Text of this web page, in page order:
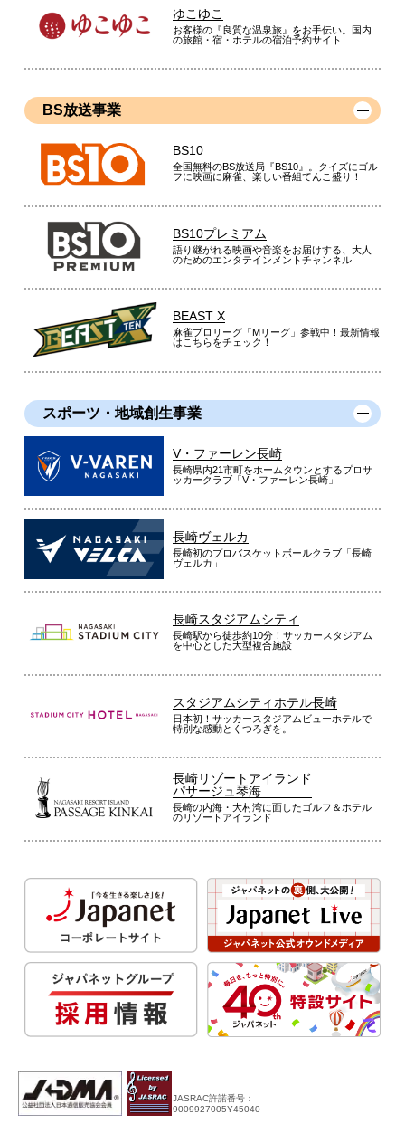
ゆこゆこ
お客様の『良質な温泉旅』をお手伝い。国内
の旅館・宿・ホテルの宿泊予約サイト
BS放送事業
BS10
全国無料のBS放送局『BS10』。クイズにゴル
フに映画に麻雀、楽しい番組てんこ盛り！
BS10プレミアム
語り継がれる映画や音楽をお届けする、大人
のためのエンタテインメントチャンネル
BEAST X
麻雀プロリーグ「Mリーグ」参戦中！最新情報
はこちらをチェック！
スポーツ・地域創生事業
V・ファーレン長崎
長崎県内21市町をホームタウンとするプロサ
ッカークラブ「V・ファーレン長崎」
長崎ヴェルカ
長崎初のプロバスケットボールクラブ「長崎
ヴェルカ」
長崎スタジアムシティ
長崎駅から徒歩約10分！サッカースタジアム
を中心とした大型複合施設
スタジアムシティホテル長崎
日本初！サッカースタジアムビューホテルで
特別な感動とくつろぎを。
長崎リゾートアイランド
パサージュ琴海
長崎の内海・大村湾に面したゴルフ＆ホテル
のリゾートアイランド
JASRAC許諾番号：
9009927005Y45040